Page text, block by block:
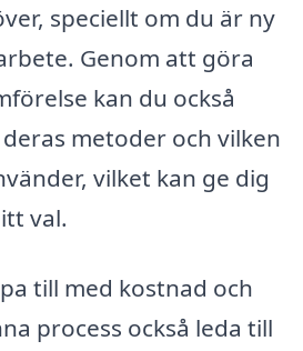
speciellt om du är ny
Genom att göra
kan du också
metoder och vilken
vilket kan ge dig
val.
till med kostnad och
process också leda till